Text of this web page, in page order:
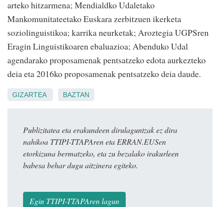
arteko hitzarmena; Mendialdko Udaletako
Mankomunitateetako Euskara zerbitzuen ikerketa
soziolinguistikoa; karrika neurketak; Aroztegia UGPSren
Eragin Linguistikoaren ebaluazioa; Abenduko Udal
agendarako proposamenak pentsatzeko edota aurkezteko
deia eta 2016ko proposamenak pentsatzeko deia daude.
GIZARTEA BAZTAN
Publizitatea eta erakundeen dirulaguntzak ez dira
nahikoa TTIPI-TTAPAren eta ERRAN.EUSen
etorkizuna bermatzeko, eta zu bezalako irakurleen
babesa behar dugu aitzinera egiteko.
Egin TTIPI-TTAPAren lagun